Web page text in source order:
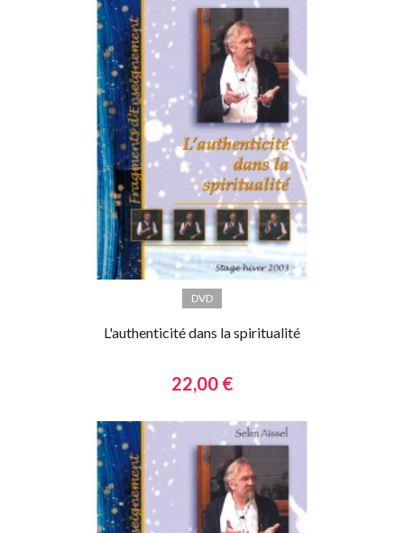
DVD
L'authenticité dans la spiritualité
22,00 €